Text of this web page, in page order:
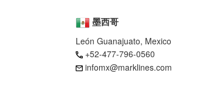
墨西哥
León Guanajuato, Mexico
+52-477-796-0560
infomx@marklines.com